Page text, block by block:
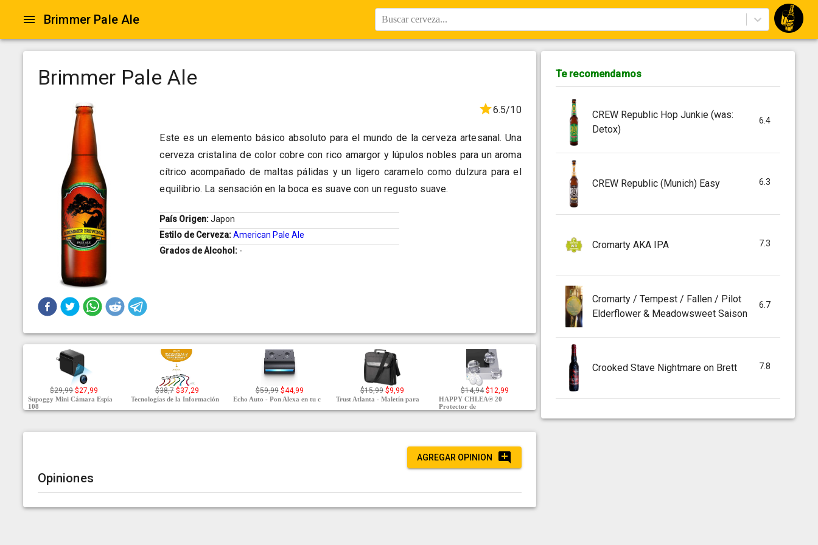
Brimmer Pale Ale Buscar cerveza...
Brimmer Pale Ale
6.5/10
Este es un elemento básico absoluto para el mundo de la cerveza artesanal. Una
cerveza cristalina de color cobre con rico amargor y lúpulos nobles para un aroma
cítrico acompañado de maltas pálidas y un ligero caramelo como dulzura para el
equilibrio. La sensación en la boca es suave con un regusto suave.
País Origen:Japon
Estilo de Cerveza:American Pale Ale
Grados de Alcohol: -
$29,99 $27,99
Supoggy Mini Cámara Espía
108
$38,7 $37,29
Tecnologías de la Información
$59,99 $44,99
Echo Auto - Pon Alexa en tu c
$15,99 $9,99
Trust Atlanta - Maletín para
$14,94 $12,99
HAPPY CHLEA® 20
Protector de
AGREGAR OPINION
Opiniones
Te recomendamos
CREW Republic Hop Junkie (was:
Detox)
6.4
CREW Republic (Munich) Easy 6.3
Cromarty AKA IPA 7.3
Cromarty / Tempest / Fallen / Pilot
Elderflower & Meadowsweet Saison
6.7
Crooked Stave Nightmare on Brett 7.8